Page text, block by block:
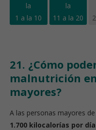
la
1 a la 10
la
11 a la 20
21. ¿Cómo
malnutrición
mayores?
A las personas mayores
1.700 kilocalorías por